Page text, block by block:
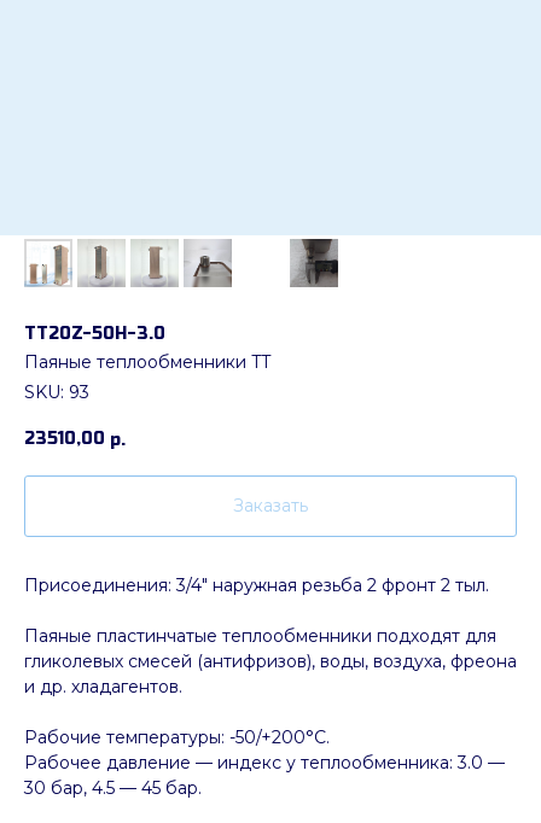
ТТ20Z-50Н-3.0
Паяные теплообменники TT
SKU: 93
23510,00 р.
Заказать
Присоединения: 3/4" наружная резьба 2 фронт 2 тыл.
Паяные пластинчатые теплообменники подходят для
гликолевых смесей (антифризов), воды, воздуха, фреона
и др. хладагентов.
Рабочие температуры: -50/+200°C.
Рабочее давление — индекс у теплообменника: 3.0 —
30 бар, 4.5 — 45 бар.